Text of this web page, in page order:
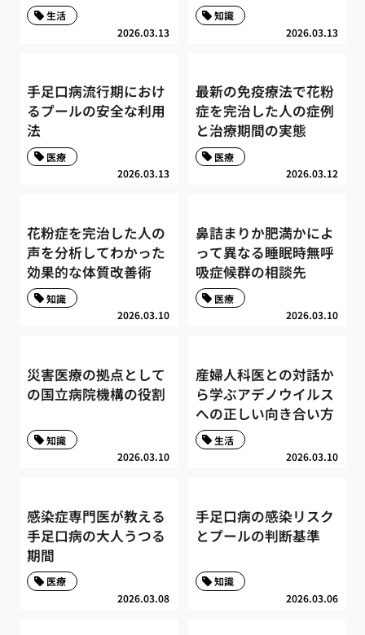
2026.03.13
生活
2026.03.13
知識
手足口病流行期におけ
るプールの安全な利用
法
2026.03.13
医療
最新の免疫療法で花粉
症を完治した人の症例
と治療期間の実態
2026.03.12
医療
花粉症を完治した人の
声を分析してわかった
効果的な体質改善術
2026.03.10
知識
鼻詰まりか肥満かによ
って異なる睡眠時無呼
吸症候群の相談先
2026.03.10
医療
災害医療の拠点として
の国立病院機構の役割
2026.03.10
知識
産婦人科医との対話か
ら学ぶアデノウイルス
への正しい向き合い方
2026.03.10
生活
感染症専門医が教える
手足口病の大人うつる
期間
2026.03.08
医療
手足口病の感染リスク
とプールの判断基準
2026.03.06
知識